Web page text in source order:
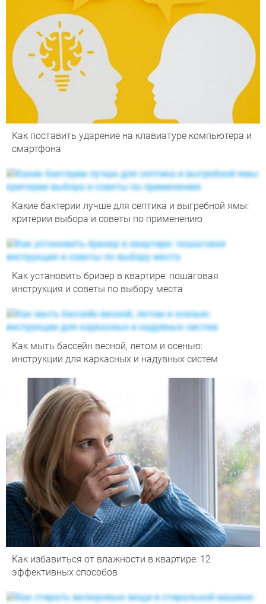
Как поставить ударение на клавиатуре компьютера и
смартфона
Какие бактерии лучше для септика и выгребной ямы:
критерии выбора и советы по применению
Как установить бризер в квартире: пошаговая
инструкция и советы по выбору места
Как мыть бассейн весной, летом и осенью:
инструкции для каркасных и надувных систем
Как избавиться от влажности в квартире: 12
эффективных способов